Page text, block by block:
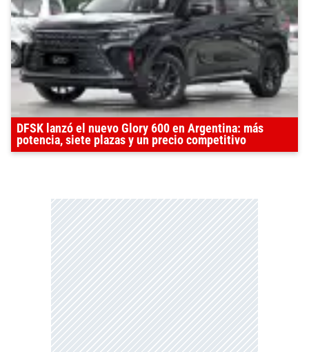
DFSK lanzó el nuevo Glory 600 en Argentina: más
potencia, siete plazas y un precio competitivo